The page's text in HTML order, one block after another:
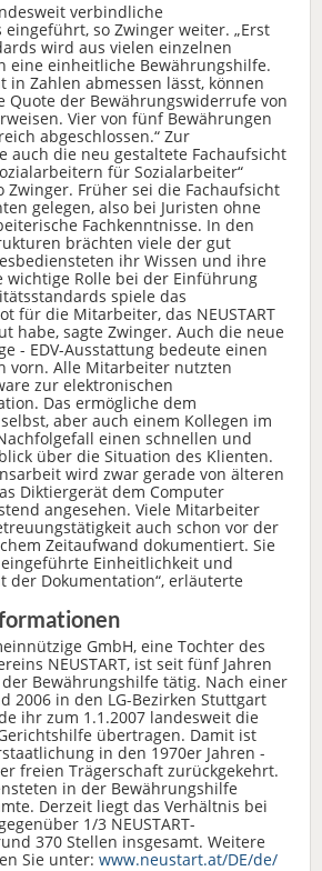
verbindliche
so Zwinger weiter. „Erst
wird aus vielen einzelnen
eine einheitliche Bewährungshilfe.
in Zahlen abmessen lässt, können
Quote der Bewährungswiderrufe von
Vier von fünf Bewährungen
abgeschlossen.“ Zur
auch die neu gestaltete Fachaufsicht
für Sozialarbeiter“
Zwinger. Früher sei die Fachaufsicht
gelegen, also bei Juristen ohne
Fachkenntnisse. In den
brächten viele der gut
ihr Wissen und ihre
wichtige Rolle bei der Einführung
spiele das
für die Mitarbeiter, das NEUSTART
habe, sagte Zwinger. Auch die neue
- EDV-Ausstattung bedeute einen
vorn. Alle Mitarbeiter nutzten
zur elektronischen
Das ermögliche dem
aber auch einem Kollegen im
einen schnellen und
über die Situation des Klienten.
wird zwar gerade von älteren
Diktiergerät dem Computer
angesehen. Viele Mitarbeiter
auch schon vor der
Zeitaufwand dokumentiert. Sie
Einheitlichkeit und
der Dokumentation“, erläuterte
GmbH, eine Tochter des
NEUSTART, ist seit fünf Jahren
Bewährungshilfe tätig. Nach einer
2006 in den LG-Bezirken Stuttgart
ihr zum 1.1.2007 landesweit die
übertragen. Damit ist
in den 1970er Jahren -
freien Trägerschaft zurückgekehrt.
in der Bewährungshilfe
Derzeit liegt das Verhältnis bei
1/3 NEUSTART-
370 Stellen insgesamt. Weitere
Sie unter: www.neustart.at/DE/de/